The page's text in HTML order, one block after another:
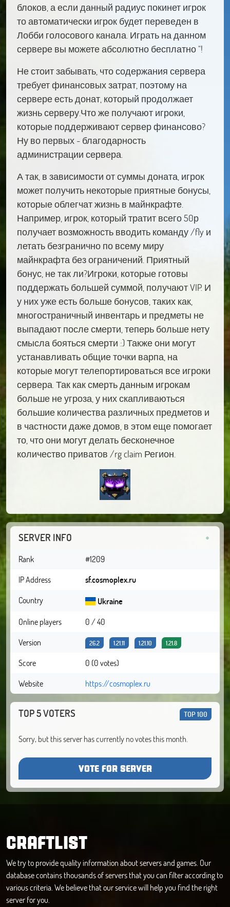
блоков, а если данный радиус покинет игрок
то автоматически игрок будет переведен в
Лобби голосового канала. Играть на данном
сервере вы можете абсолютно бесплатно "!
Не стоит забывать, что содержания сервера
требует финансовых затрат, поэтому на
сервере есть донат, который продолжает
жизнь серверу.Что же получают игроки,
которые поддерживают сервер финансово?
Ну во первых - благодарность
администрации сервера.
А так, в зависимости от суммы доната, игрок
может получить некоторые приятные бонусы,
которые облегчат жизнь в майнкрафте.
Например, игрок, который тратит всего 50р
получает возможность вводить команду /fly и
летать безгранично по всему миру
майнкрафта без ограничений. Приятный
бонус, не так ли?Игроки, которые готовы
поддержать большей суммой, получают VIP. И
у них уже есть больше бонусов, таких как,
многостраничный инвентарь и предметы не
выпадают после смерти, теперь больше нету
смысла бояться смерти :) Также они могут
устанавливать общие точки варпа, на
которые могут телепортироваться все игроки
сервера. Так как смерть данным игрокам
больше не угроза, у них скапливаються
большие количества различных предметов и
в частности даже домов, в этом еще помогает
то, что они могут делать бесконечное
количество приватов /rg claim Регион.
SERVER INFO
Rank
#1209
IP Address
sf.cosmoplex.ru
Country
Ukraine
Online players
0 / 40
Version
26.2 1.21.11 1.21.10 1.21.8
Score
0 (0 votes)
Website
https://cosmoplex.ru
TOP 5 VOTERS TOP 100
Sorry, but this server has currently no votes this month.
VOTE FOR SERVER
CRAFTLIST
We try to provide quality information about servers and games. Our
database contains thousands of servers that you can filter according to
various criteria. We believe that our service will help you find the right
server for you.